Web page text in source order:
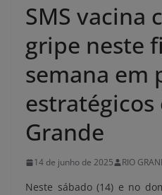
SMS vacina
gripe neste
semana em
estratégicos
Grande
14 de junho de 2025 RIO
Neste sábado (14) e no